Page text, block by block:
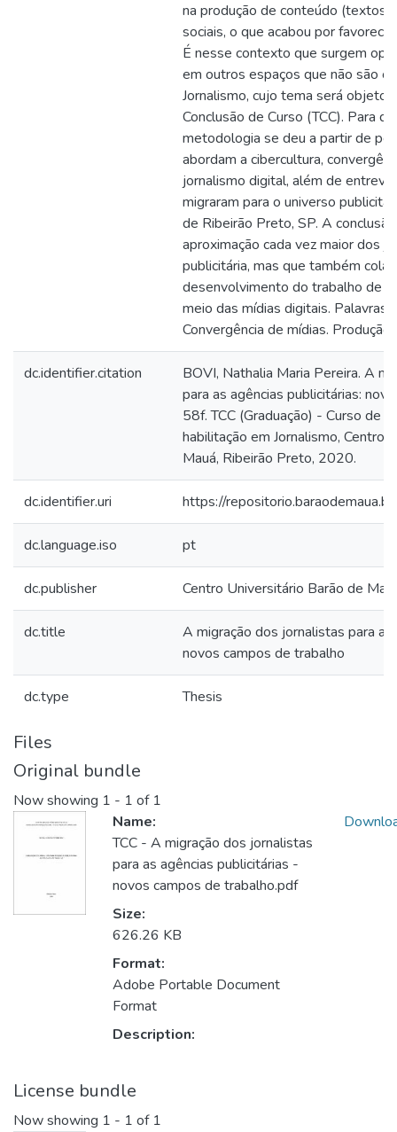
na produção de conteúdo
sociais, o que acabou por
É nesse contexto que surgem
em outros espaços que não são
Jornalismo, cujo tema será objeto
Conclusão de Curso (TCC). Para
metodologia se deu a partir de
abordam a cibercultura,
jornalismo digital, além de
migraram para o universo
de Ribeirão Preto, SP. A
aproximação cada vez maior dos
publicitária, mas que também
desenvolvimento do trabalho de
meio das mídias digitais.
Convergência de mídias. Produção
dc.identifier.citation
BOVI, Nathalia Maria Pereira. A
para as agências publicitárias:
58f. TCC (Graduação) - Curso de
habilitação em Jornalismo, Centro
Mauá, Ribeirão Preto, 2020.
dc.identifier.uri https://
dc.language.iso pt
dc.publisher Centro Universitário Barão de
dc.title
A migração dos jornalistas para as
novos campos de trabalho
dc.type Thesis
Files
Original bundle
Now showing 1 - 1 of 1
Name:
TCC - A migração dos jornalistas
para as agências publicitárias -
novos campos de trabalho.pdf
Size:
626.26 KB
Format:
Adobe Portable Document
Format
Description:
License bundle
Now showing 1 - 1 of 1